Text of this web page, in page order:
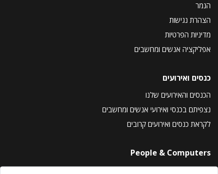
הנמר
הצהרת נגישות
מדיניות הפרטיות
אפליקציה אנשים ומחשבים
כנסים ואירועים
הכנסים והאירועים שלנו
נצפיתם בכנסי ואירועי אנשים ומחשבים
לקראת כנסים ואירועים קרובים
People & Computers
About Us